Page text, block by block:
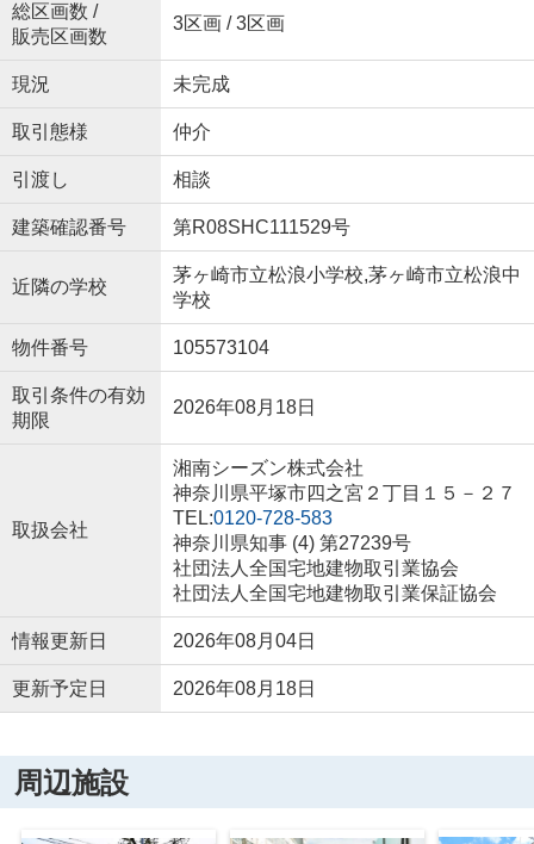
総区画数 /
販売区画数
3区画 / 3区画
現況 未完成
取引態様 仲介
引渡し 相談
建築確認番号 第R08SHC111529号
近隣の学校
茅ヶ崎市立松浪小学校,茅ヶ崎市立松浪中
学校
物件番号 105573104
取引条件の有効
期限
2026年08月18日
取扱会社
湘南シーズン株式会社
神奈川県平塚市四之宮２丁目１５－２７
TEL:0120-728-583
神奈川県知事 (4) 第27239号
社団法人全国宅地建物取引業協会
社団法人全国宅地建物取引業保証協会
情報更新日 2026年08月04日
更新予定日 2026年08月18日
周辺施設